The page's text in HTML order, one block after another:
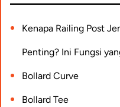
Kenapa Railing Post
Penting? Ini Fungsi
Bollard Curve
Bollard Tee